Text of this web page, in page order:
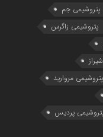
پتروشیمی جم
پتروشیمی زاگرس
پتروشیمی مروارید
پردیس